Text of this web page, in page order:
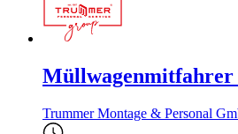
Trummer Montage & Personal